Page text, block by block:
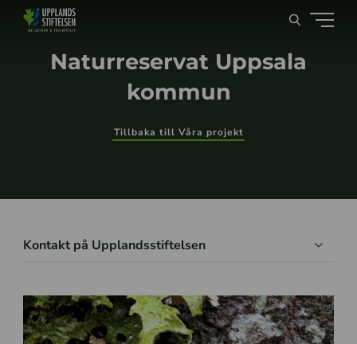
Naturreservat Uppsala
kommun
Tillbaka till Våra projekt
Kontakt på Upplandsstiftelsen